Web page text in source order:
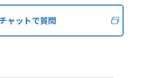
チャットで質問